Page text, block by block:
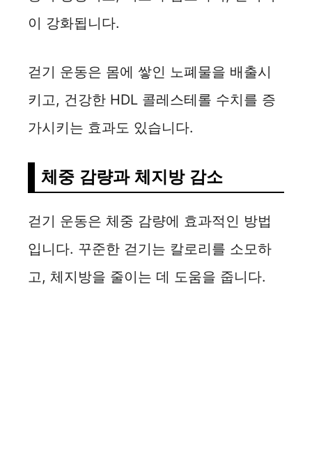
이 강화됩니다.
걷기 운동은 몸에 쌓인 노폐물을 배출시
키고, 건강한 HDL 콜레스테롤 수치를 증
가시키는 효과도 있습니다.
체중 감량과 체지방 감소
걷기 운동은 체중 감량에 효과적인 방법
입니다. 꾸준한 걷기는 칼로리를 소모하
고, 체지방을 줄이는 데 도움을 줍니다.